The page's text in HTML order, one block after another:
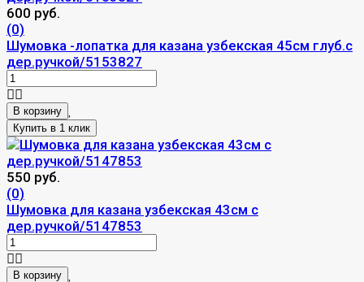
600 руб.
(0)
Шумовка -лопатка для казана узбекская 45см глуб.с
дер.ручкой/5153827
В корзину
550 руб.
(0)
Шумовка для казана узбекская 43см с
дер.ручкой/5147853
В корзину